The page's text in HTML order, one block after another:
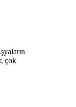
çok